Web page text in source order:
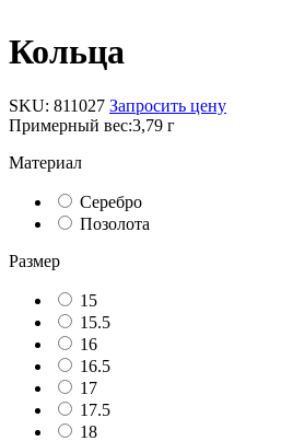
Кольца
SKU: 811027 Запросить цену
Примерный вес:3,79 г
Материал
Серебро
Позолота
Размер
15
15.5
16
16.5
17
17.5
18